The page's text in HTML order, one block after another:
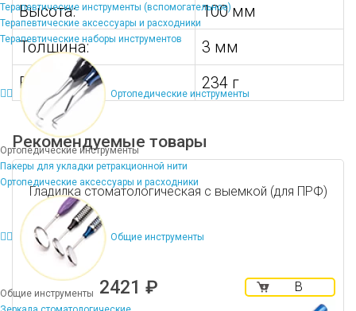
Терапевтические инструменты (вспомогательное)
Терапевтические аксессуары и расходники
Терапевтические наборы инструментов
Ортопедические инструменты
Ортопедические инструменты
Пакеры для укладки ретракционной нити
Ортопедические аксессуары и расходники
Общие инструменты
Общие инструменты
Высота:
100 мм
Толщина:
3 мм
Вес:
234 г
Рекомендуемые товары
Гладилка стоматологическая с выемкой (для ПРФ)
2421 ₽
В
корзину